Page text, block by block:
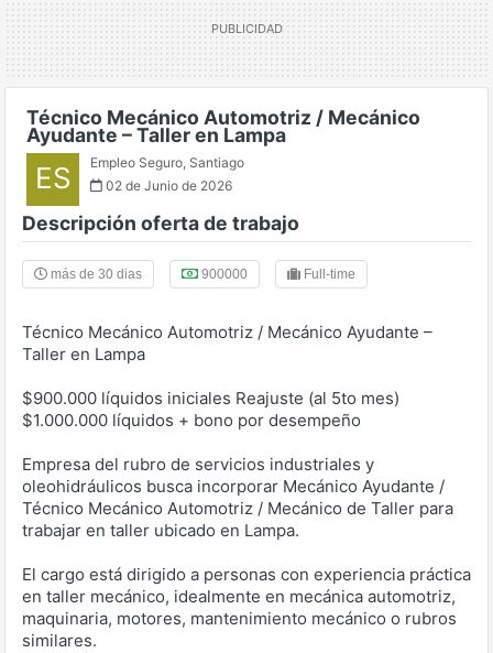
Técnico Mecánico Automotriz / Mecánico
Ayudante – Taller en Lampa
ES Empleo Seguro, Santiago
02 de Junio de 2026
Descripción oferta de trabajo
más de 30 dias 900000 Full-time
Técnico Mecánico Automotriz / Mecánico Ayudante –
Taller en Lampa
$900.000 líquidos iniciales Reajuste (al 5to mes)
$1.000.000 líquidos + bono por desempeño
Empresa del rubro de servicios industriales y
oleohidráulicos busca incorporar Mecánico Ayudante /
Técnico Mecánico Automotriz / Mecánico de Taller para
trabajar en taller ubicado en Lampa.
El cargo está dirigido a personas con experiencia práctica
en taller mecánico, idealmente en mecánica automotriz,
maquinaria, motores, mantenimiento mecánico o rubros
similares.